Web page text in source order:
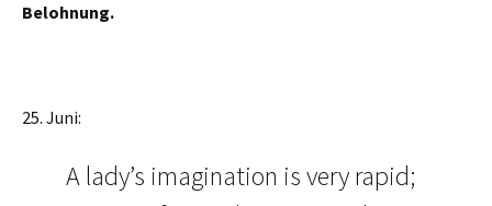
Belohnung.
25. Juni:
A lady’s imagination is very rapid;